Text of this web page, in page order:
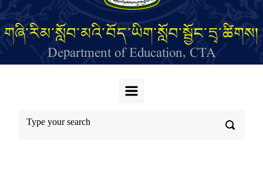
གཞི་རིམ་སློབ་མའི་བོད་ཡིག་སློབ་སྦྱོང་དྲྭ་ཚིགས།
Department of Education, CTA